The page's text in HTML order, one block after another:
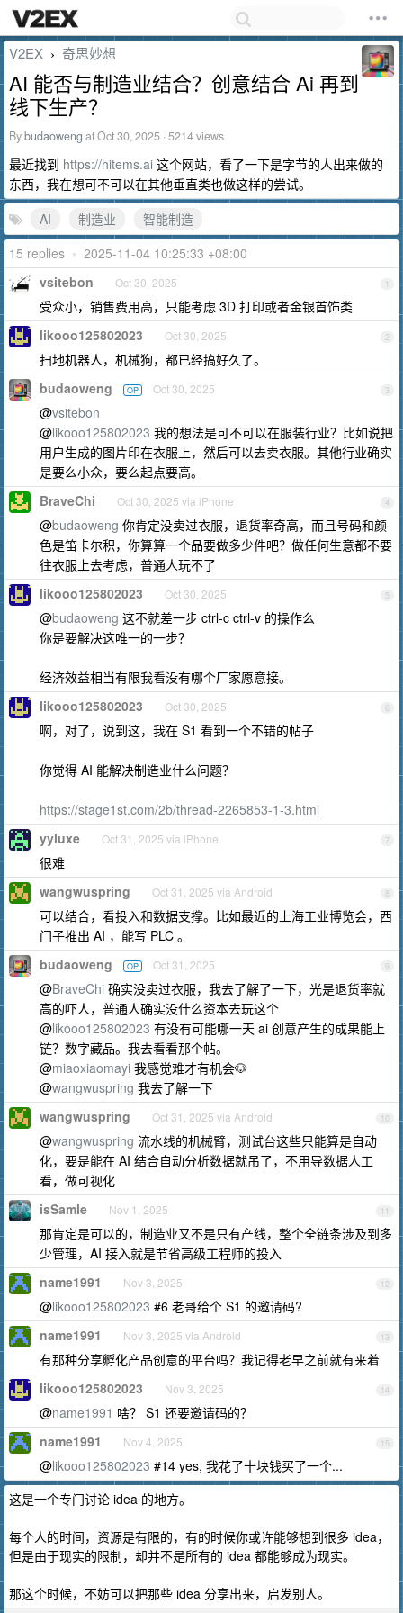
V2EX › 奇思妙想
AI 能否与制造业结合？创意结合 Ai 再到
线下生产？
Bybudaoweng at Oct 30, 2025 · 5214 views
最近找到 https://hitems.ai 这个网站，看了一下是字节的人出来做的
东西，我在想可不可以在其他垂直类也做这样的尝试。
AI
制造业
智能制造
15 replies • 2025-11-04 10:25:33 +08:00
1
vsitebon Oct 30, 2025
受众小，销售费用高，只能考虑 3D 打印或者金银首饰类
2
likooo125802023 Oct 30, 2025
扫地机器人，机械狗，都已经搞好久了。
3
budaoweng OP Oct 30, 2025
@vsitebon
@likooo125802023 我的想法是可不可以在服装行业？比如说把
用户生成的图片印在衣服上，然后可以去卖衣服。其他行业确实
是要么小众，要么起点要高。
4
BraveChi Oct 30, 2025 via iPhone
@budaoweng 你肯定没卖过衣服，退货率奇高，而且号码和颜
色是笛卡尔积，你算算一个品要做多少件吧？做任何生意都不要
往衣服上去考虑，普通人玩不了
5
likooo125802023 Oct 30, 2025
@budaoweng 这不就差一步 ctrl-c ctrl-v 的操作么
你是要解决这唯一的一步？
经济效益相当有限我看没有哪个厂家愿意接。
6
likooo125802023 Oct 30, 2025
啊，对了，说到这，我在 S1 看到一个不错的帖子
你觉得 AI 能解决制造业什么问题？
https://stage1st.com/2b/thread-2265853-1-3.html
7
yyluxe Oct 31, 2025 via iPhone
很难
8
wangwuspring Oct 31, 2025 via Android
可以结合，看投入和数据支撑。比如最近的上海工业博览会，西
门子推出 AI ，能写 PLC 。
9
budaoweng OP Oct 31, 2025
@BraveChi 确实没卖过衣服，我去了解了一下，光是退货率就
高的吓人，普通人确实没什么资本去玩这个
@likooo125802023 有没有可能哪一天 ai 创意产生的成果能上
链？数字藏品。我去看看那个帖。
@miaoxiaomayi 我感觉难才有机会🐶
@wangwuspring 我去了解一下
10
wangwuspring Oct 31, 2025 via Android
@wangwuspring 流水线的机械臂，测试台这些只能算是自动
化，要是能在 AI 结合自动分析数据就吊了，不用导数据人工
看，做可视化
11
isSamle Nov 1, 2025
那肯定是可以的，制造业又不是只有产线，整个全链条涉及到多
少管理，AI 接入就是节省高级工程师的投入
12
name1991 Nov 3, 2025
@likooo125802023 #6 老哥给个 S1 的邀请码?
13
name1991 Nov 3, 2025 via Android
有那种分享孵化产品创意的平台吗？我记得老早之前就有来着
14
likooo125802023 Nov 3, 2025
@name1991 啥？ S1 还要邀请码的？
15
name1991 Nov 4, 2025
@likooo125802023 #14 yes, 我花了十块钱买了一个...
这是一个专门讨论 idea 的地方。
每个人的时间，资源是有限的，有的时候你或许能够想到很多 idea，
但是由于现实的限制，却并不是所有的 idea 都能够成为现实。
那这个时候，不妨可以把那些 idea 分享出来，启发别人。